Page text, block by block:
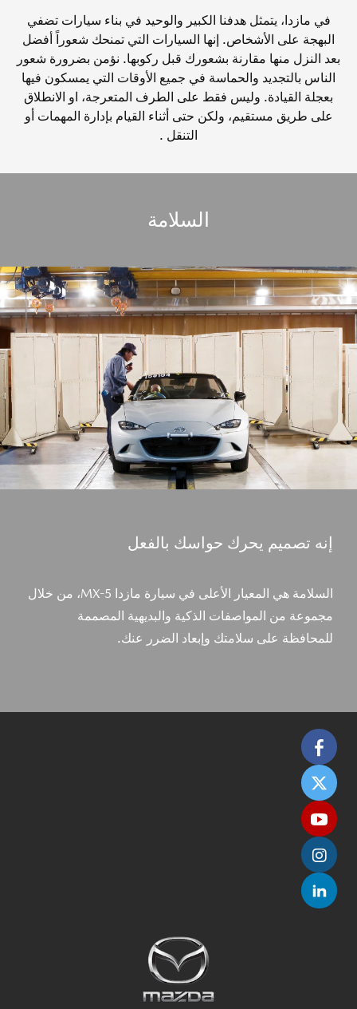
في مازدا، يتمثل هدفنا الكبير والوحيد في بناء سيارات تضفي
البهجة على الأشخاص. إنها السيارات التي تمنحك شعوراً أفضل
بعد النزل منها مقارنة بشعورك قبل ركوبها. نؤمن بضرورة شعور
الناس بالتجديد والحماسة في جميع الأوقات التي يمسكون فيها
بعجلة القيادة. وليس فقط على الطرف المتعرجة، او الانطلاق
على طريق مستقيم، ولكن حتى أثناء القيام بإدارة المهمات أو
التنقل .
السلامة
إنه تصميم يحرك حواسك بالفعل
السلامة هي المعيار الأعلى في سيارة مازدا MX-5، من خلال
مجموعة من المواصفات الذكية والبديهية المصممة
للمحافظة على سلامتك وإبعاد الضرر عنك.